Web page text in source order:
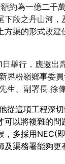
約為一億二千
下段之丹山河，
方渠的形式改建
日舉行，應邀出
界粉嶺鄉事委
先生、副署長 徐
從這項工程深
可以將複雜的問
，多採用NEC(
及渠務署能夠